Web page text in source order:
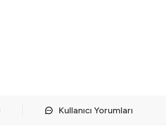
Kullanıcı Yorumları